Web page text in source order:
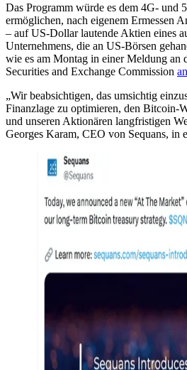
Das Programm würde es dem 4G- und
ermöglichen, nach eigenem Ermessen
– auf US-Dollar lautende Aktien eines
Unternehmens, die an US-Börsen
wie es am Montag in einer Meldung an
Securities and Exchange Commission
„Wir beabsichtigen, das umsichtig
Finanzlage zu optimieren, den Bitcoin-
und unseren Aktionären langfristigen
Georges Karam, CEO von Sequans, in